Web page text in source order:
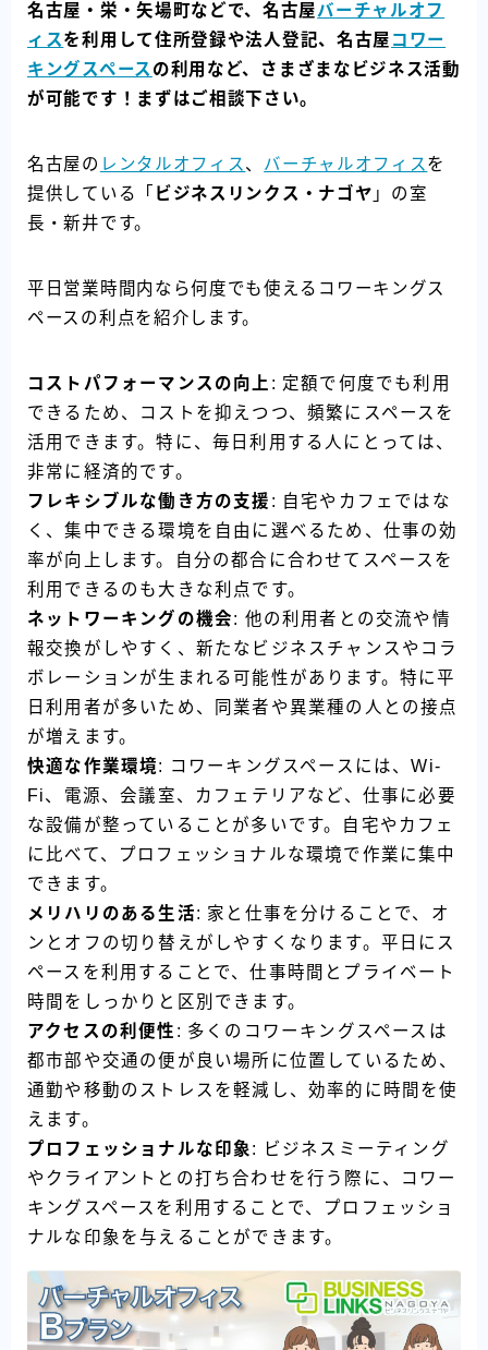
名古屋・栄・矢場町などで、名古屋バーチャルオフ
ィスを利用して住所登録や法人登記、名古屋 コワー
キングスペース の利用など、さまざまなビジネス活動
が可能です！まずはご相談下さい。
名古屋の レンタルオフィス 、 バーチャルオフィス を
提供している「 ビジネスリンクス・ナゴヤ 」の室
長・新井です。
平日営業時間内なら何度でも使えるコワーキングス
ペースの利点を紹介します。
コストパフォーマンスの向上 : 定額で何度でも利用
できるため、コストを抑えつつ、頻繁にスペースを
活用できます。特に、毎日利用する人にとっては、
非常に経済的です。
フレキシブルな働き方の支援 : 自宅やカフェではな
く、集中できる環境を自由に選べるため、仕事の効
率が向上します。自分の都合に合わせてスペースを
利用できるのも大きな利点です。
ネットワーキングの機会: 他の利用者との交流や情
報交換がしやすく、新たなビジネスチャンスやコラ
ボレーションが生まれる可能性があります。特に平
日利用者が多いため、同業者や異業種の人との接点
が増えます。
快適な作業環境: コワーキングスペースには、Wi-
Fi、電源、会議室、カフェテリアなど、仕事に必要
な設備が整っていることが多いです。自宅やカフェ
に比べて、プロフェッショナルな環境で作業に集中
できます。
メリハリのある生活: 家と仕事を分けることで、オ
ンとオフの切り替えがしやすくなります。平日にス
ペースを利用することで、仕事時間とプライベート
時間をしっかりと区別できます。
アクセスの利便性 : 多くのコワーキングスペースは
都市部や交通の便が良い場所に位置しているため、
通勤や移動のストレスを軽減し、効率的に時間を使
えます。
プロフェッショナルな印象: ビジネスミーティング
やクライアントとの打ち合わせを行う際に、コワー
キングスペースを利用することで、プロフェッショ
ナルな印象を与えることができます。